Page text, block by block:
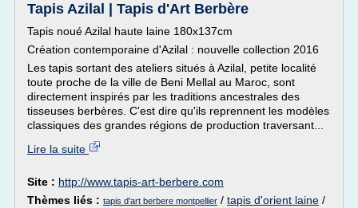
Tapis Azilal | Tapis d'Art Berbère
Tapis noué Azilal haute laine 180x137cm
Création contemporaine d'Azilal : nouvelle collection 2016
Les tapis sortant des ateliers situés à Azilal, petite localité
toute proche de la ville de Beni Mellal au Maroc, sont
directement inspirés par les traditions ancestrales des
tisseuses berbères. C'est dire qu'ils reprennent les modèles
classiques des grandes régions de production traversant...
Lire la suite
Site : http://www.tapis-art-berbere.com
Thèmes liés : tapis d'art berbere montpellier / tapis d'orient laine /